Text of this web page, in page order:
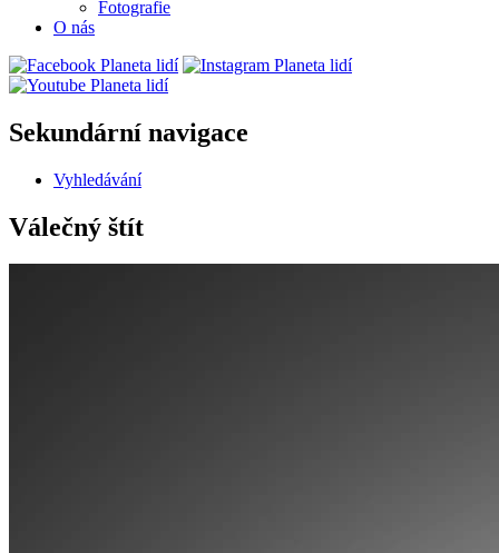
Fotografie
O nás
Sekundární navigace
Vyhledávání
Válečný štít